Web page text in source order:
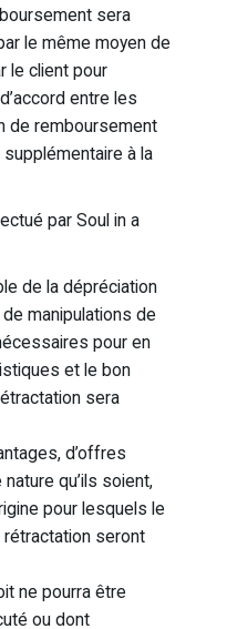
sera
le même moyen de
le client pour
entre les
de remboursement
à la
par Soul in a
de la dépréciation
manipulations de
pour en
et le bon
sera
d’offres
qu’ils soient,
pour lesquels le
seront
ne pourra être
ou dont